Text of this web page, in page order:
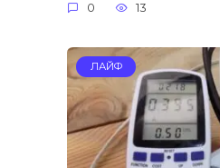
0 13
ЛАЙФ